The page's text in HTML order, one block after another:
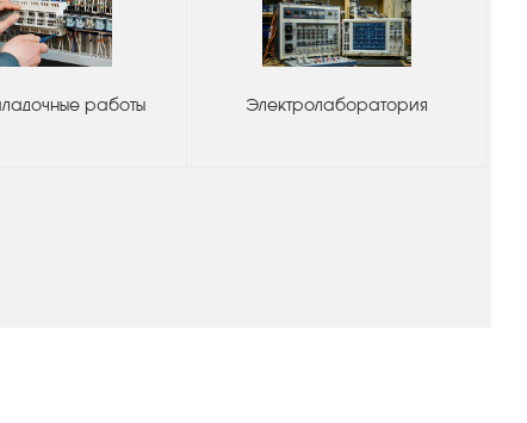
работы Электролаборатория